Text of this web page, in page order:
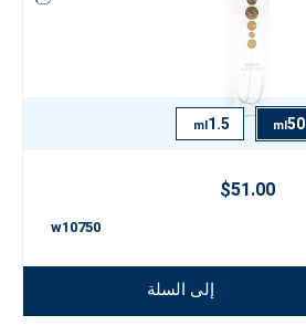
50
ml
1.5
ml
$51.00
w10750
إلى السلة